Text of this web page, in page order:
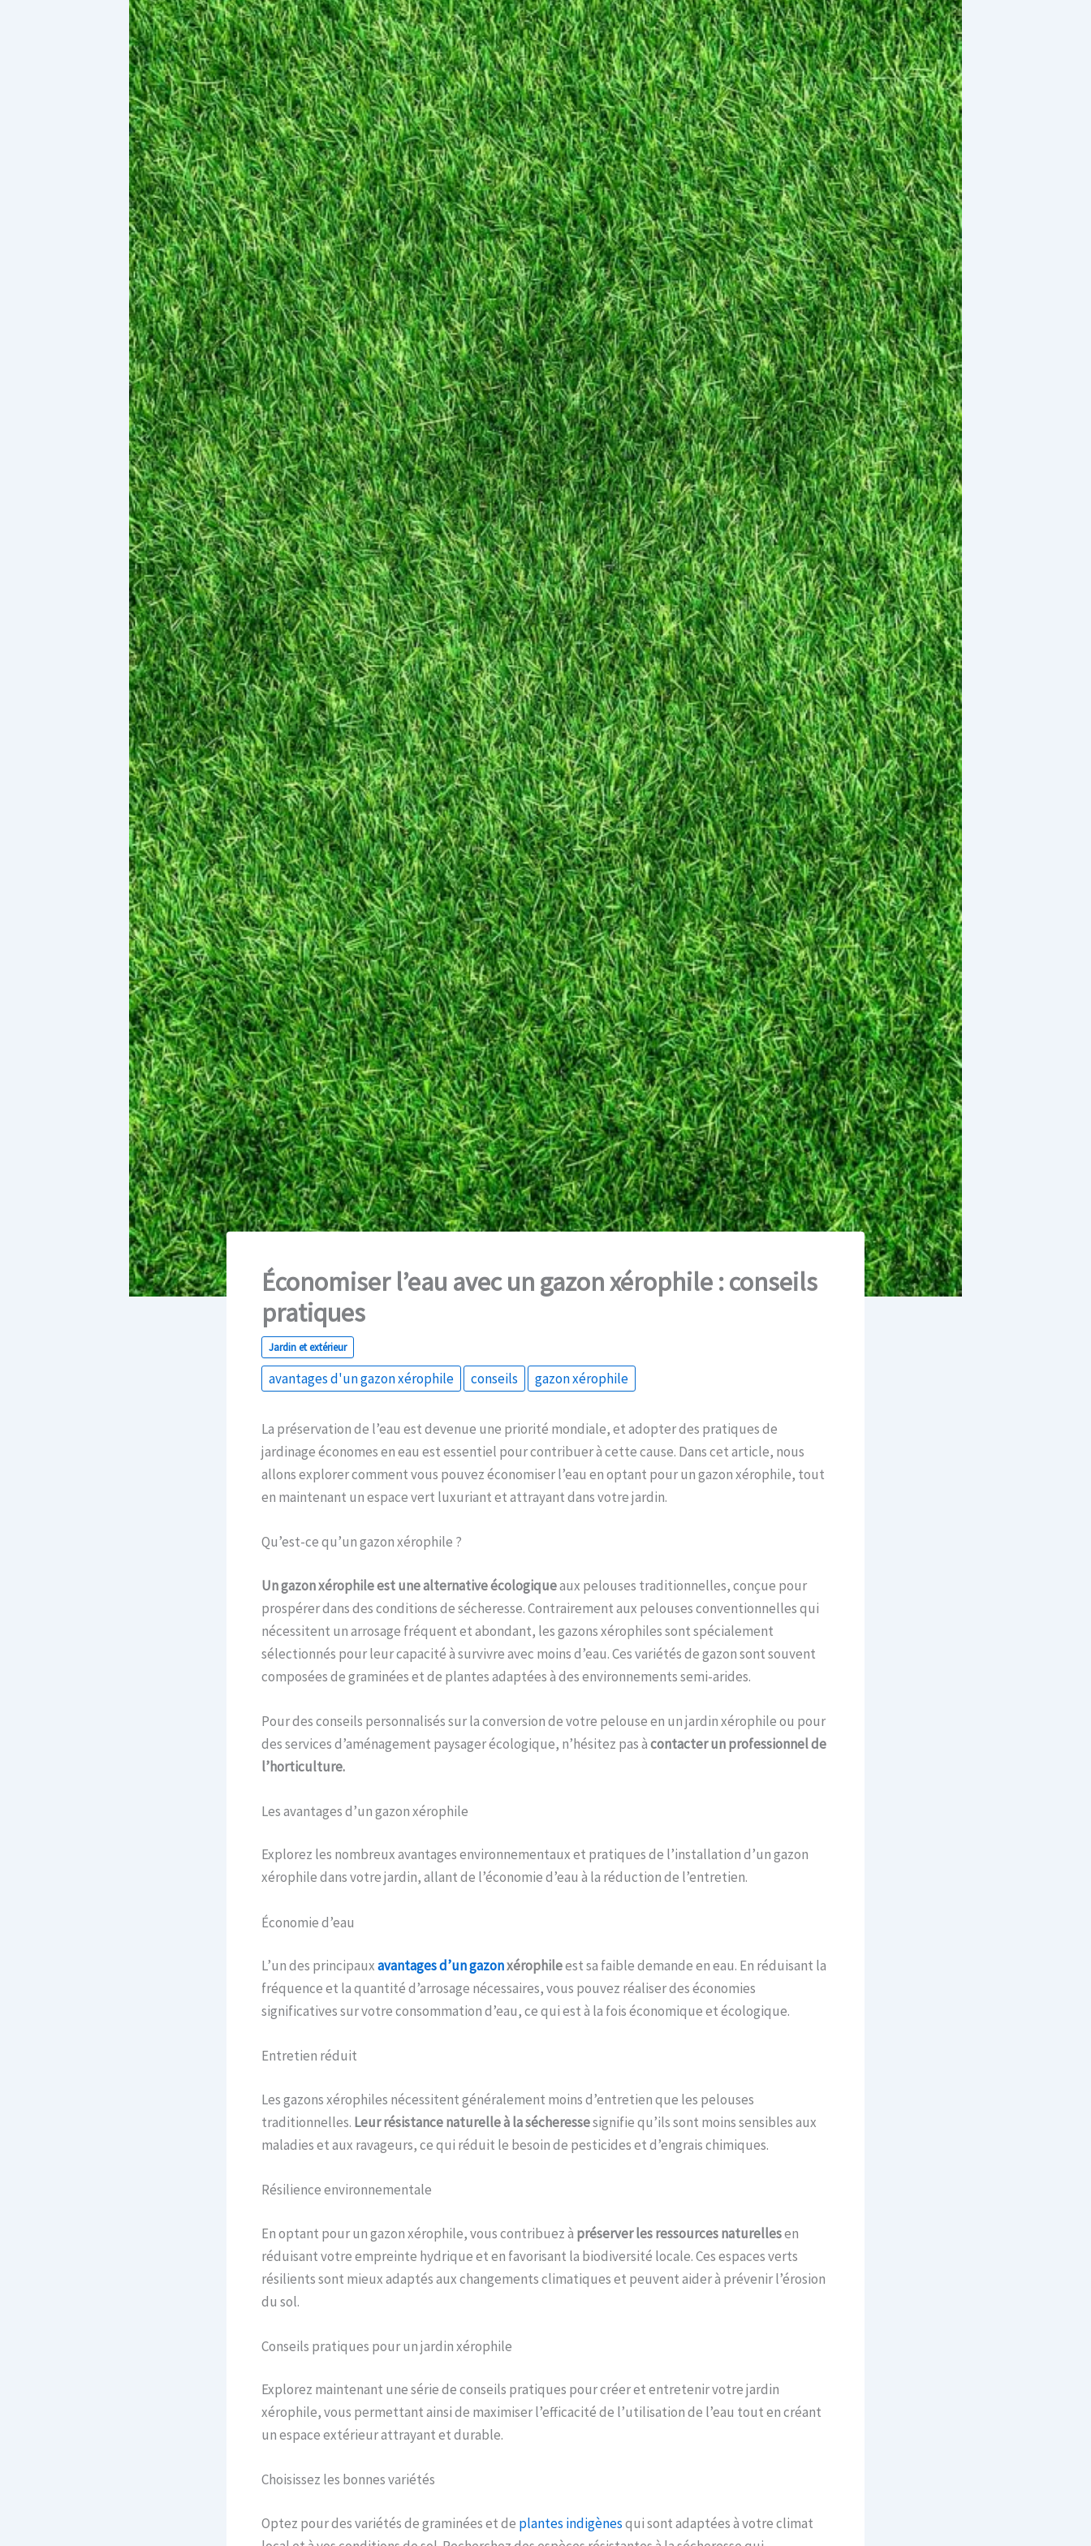
Économiser l’eau avec un gazon xérophile : conseils
pratiques
Jardin et extérieur
avantages d'un gazon xérophile conseils gazon xérophile
La préservation de l’eau est devenue une priorité mondiale, et adopter des pratiques de
jardinage économes en eau est essentiel pour contribuer à cette cause. Dans cet article, nous
allons explorer comment vous pouvez économiser l’eau en optant pour un gazon xérophile, tout
en maintenant un espace vert luxuriant et attrayant dans votre jardin.
Qu’est-ce qu’un gazon xérophile ?
Un gazon xérophile est une alternative écologiqueaux pelouses traditionnelles, conçue pour
prospérer dans des conditions de sécheresse. Contrairement aux pelouses conventionnelles qui
nécessitent un arrosage fréquent et abondant, les gazons xérophiles sont spécialement
sélectionnés pour leur capacité à survivre avec moins d’eau. Ces variétés de gazon sont souvent
composées de graminées et de plantes adaptées à des environnements semi-arides.
Pour des conseils personnalisés sur la conversion de votre pelouse en un jardin xérophile ou pour
des services d’aménagement paysager écologique, n’hésitez pas àcontacter un professionnel de
l’horticulture.
Les avantages d’un gazon xérophile
Explorez les nombreux avantages environnementaux et pratiques de l’installation d’un gazon
xérophile dans votre jardin, allant de l’économie d’eau à la réduction de l’entretien.
Économie d’eau
L’un des principauxavantages d’un gazonxérophileest sa faible demande en eau. En réduisant la
fréquence et la quantité d’arrosage nécessaires, vous pouvez réaliser des économies
significatives sur votre consommation d’eau, ce qui est à la fois économique et écologique.
Entretien réduit
Les gazons xérophiles nécessitent généralement moins d’entretien que les pelouses
traditionnelles. Leur résistance naturelle à la sécheressesignifie qu’ils sont moins sensibles aux
maladies et aux ravageurs, ce qui réduit le besoin de pesticides et d’engrais chimiques.
Résilience environnementale
En optant pour un gazon xérophile, vous contribuez à préserver les ressources naturellesen
réduisant votre empreinte hydrique et en favorisant la biodiversité locale. Ces espaces verts
résilients sont mieux adaptés aux changements climatiques et peuvent aider à prévenir l’érosion
du sol.
Conseils pratiques pour un jardin xérophile
Explorez maintenant une série de conseils pratiques pour créer et entretenir votre jardin
xérophile, vous permettant ainsi de maximiser l’efficacité de l’utilisation de l’eau tout en créant
un espace extérieur attrayant et durable.
Choisissez les bonnes variétés
Optez pour des variétés de graminées et de plantes indigènesqui sont adaptées à votre climat